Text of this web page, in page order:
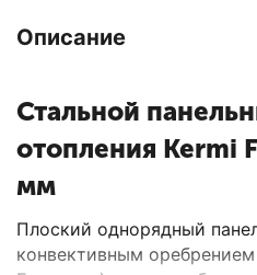
Описание
Стальной
отопления Kermi
мм
Плоский однорядный
конвективным